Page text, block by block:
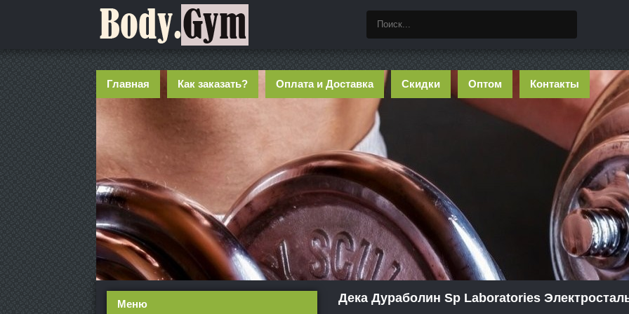
Главная Как заказать? Оплата и Доставка Скидки Оптом Контакты
Дека Дураболин Sp Laboratories
Меню